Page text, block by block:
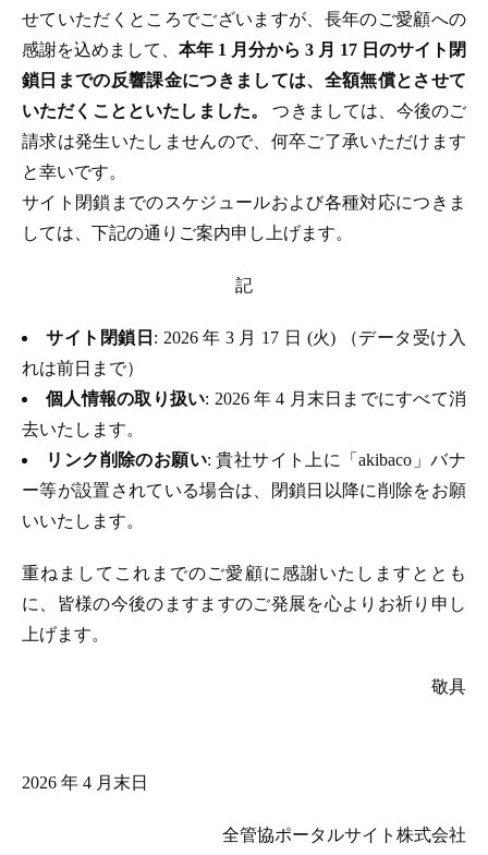
せていただくところでございますが、長年のご愛顧への
感謝を込めまして、 本年 1 月分から 3 月 17 日のサイト閉
鎖日までの反響課金につきましては、全額無償とさせて
いただくことといたしました。つきましては、今後のご
請求は発生いたしませんので、何卒ご了承いただけます
と幸いです。
サイト閉鎖までのスケジュールおよび各種対応につきま
しては、下記の通りご案内申し上げます。
記
サイト閉鎖日 : 2026 年 3 月 17 日 (火) （データ受け入
れは前日まで）
個人情報の取り扱い: 2026 年 4 月末日までにすべて消
去いたします。
リンク削除のお願い: 貴社サイト上に「akibaco」バナ
ー等が設置されている場合は、閉鎖日以降に削除をお願
いいたします。
重ねましてこれまでのご愛顧に感謝いたしますととも
に、皆様の今後のますますのご発展を心よりお祈り申し
上げます。
敬具
2026 年 4 月末日
全管協ポータルサイト株式会社